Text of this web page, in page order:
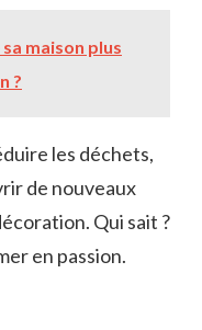
maison plus
?
les déchets,
de nouveaux
Qui sait ?
en passion.